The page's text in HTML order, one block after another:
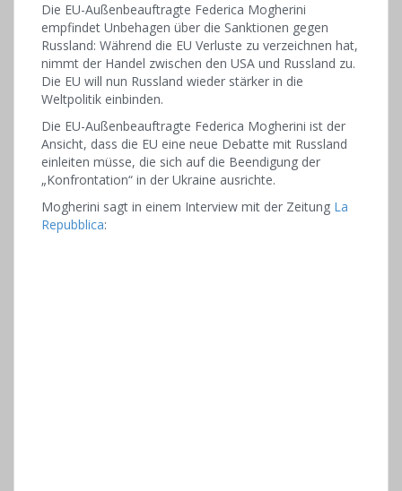
Die EU-Außenbeauftragte Federica Mogherini
empfindet Unbehagen über die Sanktionen gegen
Russland: Während die EU Verluste zu verzeichnen hat,
nimmt der Handel zwischen den USA und Russland zu.
Die EU will nun Russland wieder stärker in die
Weltpolitik einbinden.
Die EU-Außenbeauftragte Federica Mogherini ist der
Ansicht, dass die EU eine neue Debatte mit Russland
einleiten müsse, die sich auf die Beendigung der
„Konfrontation“ in der Ukraine ausrichte.
Mogherini sagt in einem Interview mit der Zeitung La
Repubblica: